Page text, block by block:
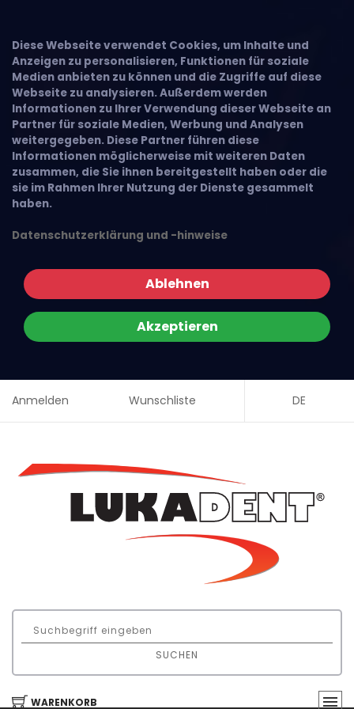
Diese Webseite verwendet Cookies, um Inhalte und
Anzeigen zu personalisieren, Funktionen für soziale
Medien anbieten zu können und die Zugriffe auf diese
Webseite zu analysieren. Außerdem werden
Informationen zu Ihrer Verwendung dieser Webseite an
Partner für soziale Medien, Werbung und Analysen
weitergegeben. Diese Partner führen diese
Informationen möglicherweise mit weiteren Daten
zusammen, die Sie ihnen bereitgestellt haben oder die
sie im Rahmen Ihrer Nutzung der Dienste gesammelt
haben.
Datenschutzerklärung und -hinweise
Ablehnen
Akzeptieren
Anmelden Wunschliste DE
SUCHEN
WARENKORB